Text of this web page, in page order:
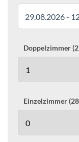
29.08.2026 -
Doppelzimmer
Einzelzimmer